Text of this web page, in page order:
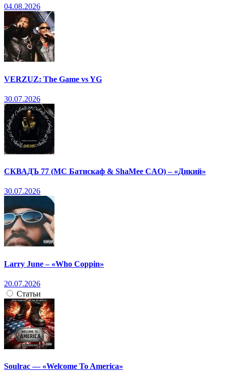
04.08.2026
VERZUZ: The Game vs YG
30.07.2026
СКВАДЪ 77 (МС Батискаф & ShaMee CAO) – «Дикий»
30.07.2026
Larry June – «Who Coppin»
20.07.2026
Статьи
Soulrac — «Welcome To America»